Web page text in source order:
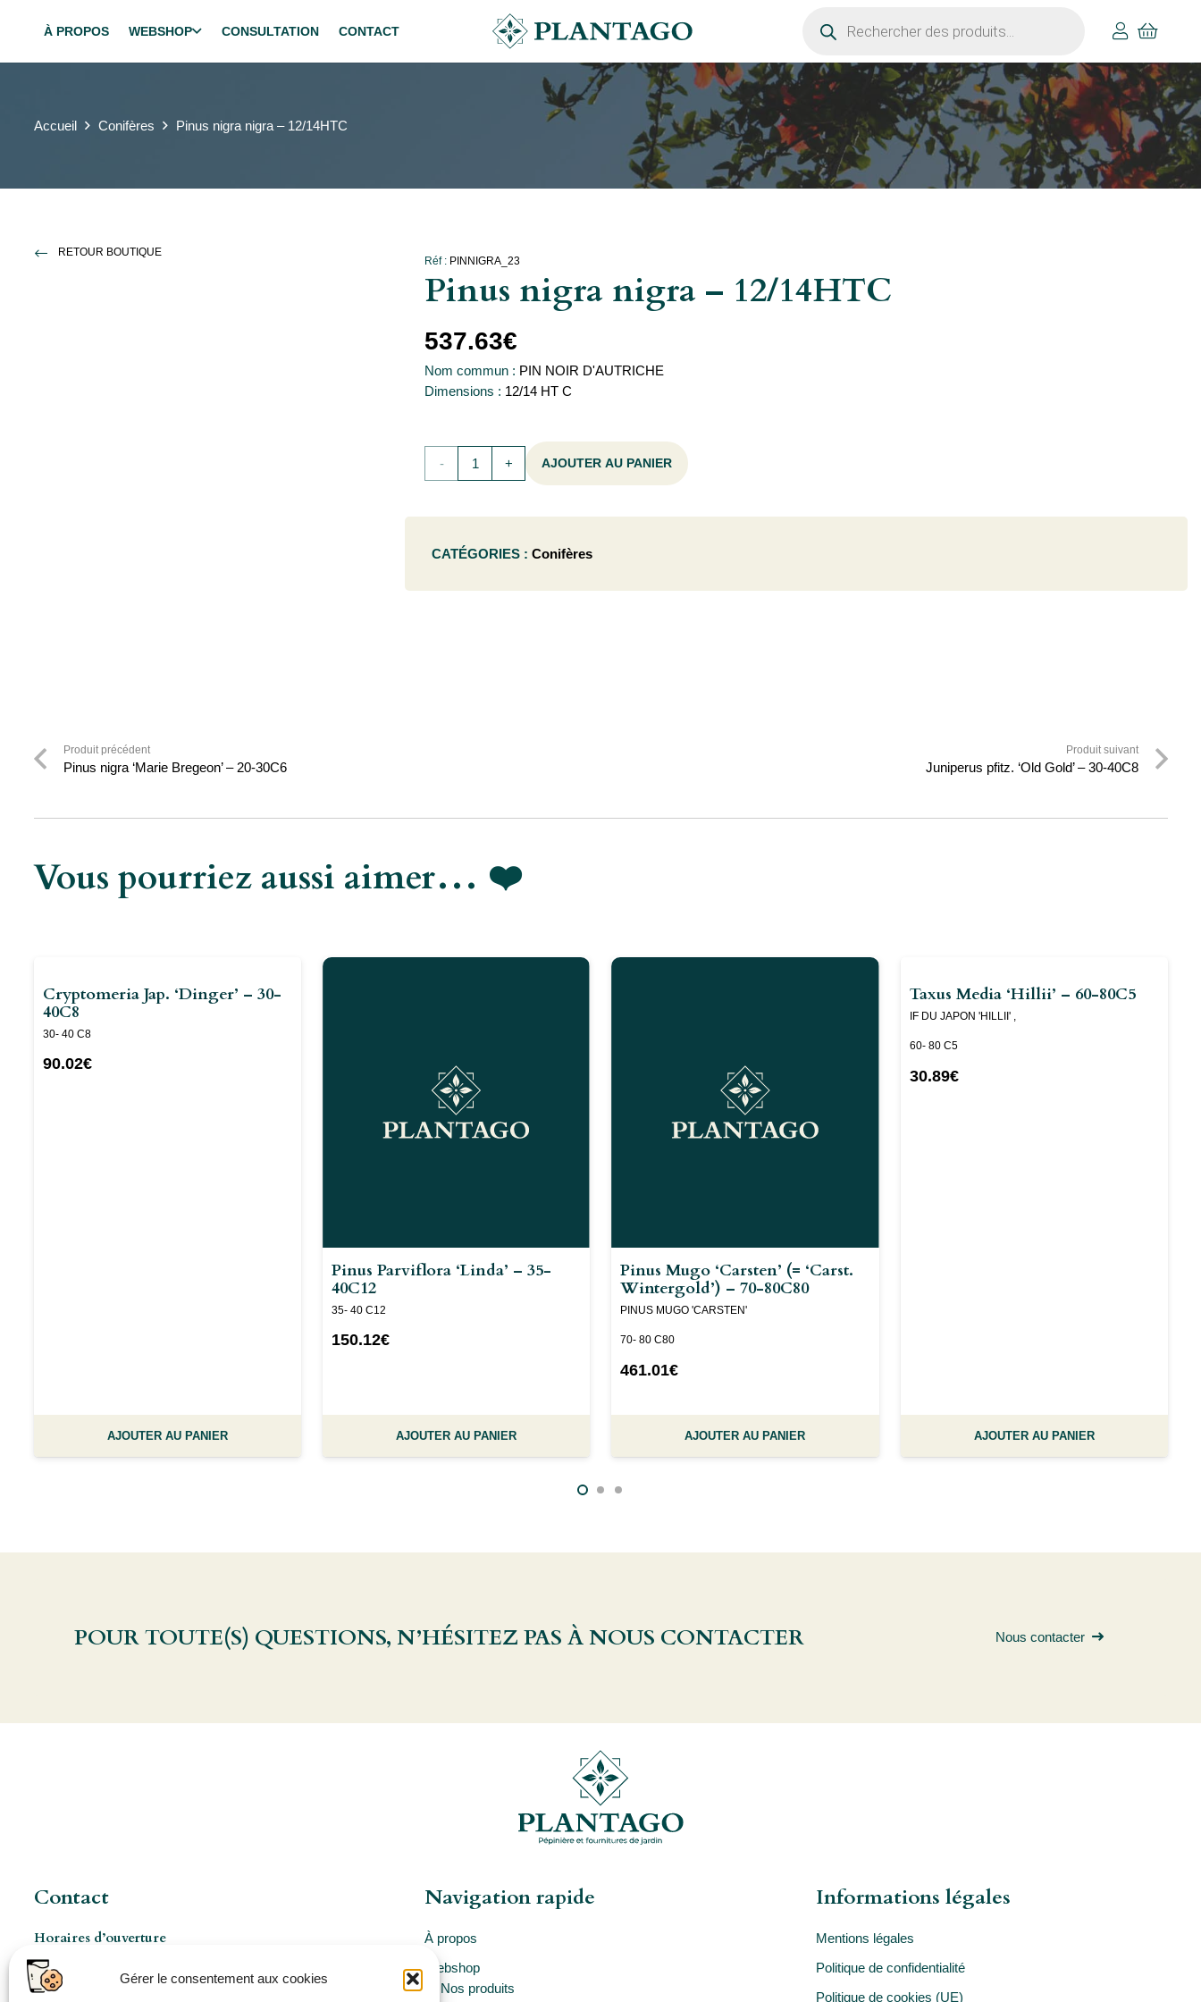
Gérer le consentement aux cookies
À PROPOS WEBSHOP CONSULTATION CONTACT
produits
Accueil Conifères Pinus nigra nigra – 12/14HTC
RETOUR BOUTIQUE
Réf : PINNIGRA_23
Pinus nigra nigra – 12/14HTC
537.63€
Nom commun : PIN NOIR D'AUTRICHE
Dimensions : 12/14 HT C
quantité
nigra
nigra
AJOUTER AU PANIER
CATÉGORIES : Conifères
Produit précédent
Pinus nigra ‘Marie Bregeon’ – 20-30C6
Produit suivant
Juniperus pfitz. ‘Old Gold’ – 30-40C8
Vous pourriez aussi aimer… ❤️
Cryptomeria Jap. ‘Dinger’ – 30-
40C8
30- 40 C8
90.02€
AJOUTER AU PANIER
Pinus Parviflora ‘Linda’ – 35-
40C12
35- 40 C12
150.12€
AJOUTER AU PANIER
Pinus Mugo ‘Carsten’ (= ‘carst.
Wintergold’) – 70-80C80
PINUS MUGO 'CARSTEN'
70- 80 C80
461.01€
AJOUTER AU PANIER
Taxus Media ‘Hillii’ – 60-80C5
IF DU JAPON 'HILLII' ,
60- 80 C5
30.89€
AJOUTER AU PANIER
POUR TOUTE(S) QUESTIONS, N’HÉSITEZ PAS À NOUS CONTACTER Nous contacter
Contact
Horaires d’ouverture
Les Mercredis de 8h à 17h
Ouverture pro à 8h 5jours/7 (sur rendez-vous)
Navigation rapide
À propos
Webshop
Nos produits
Informations légales
Mentions légales
Politique de confidentialité
Politique de cookies (UE)